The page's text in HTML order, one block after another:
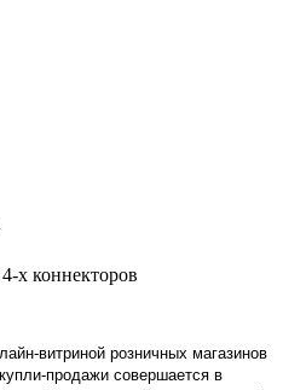
х коннекторов
витриной розничных магазинов
продажи совершается в